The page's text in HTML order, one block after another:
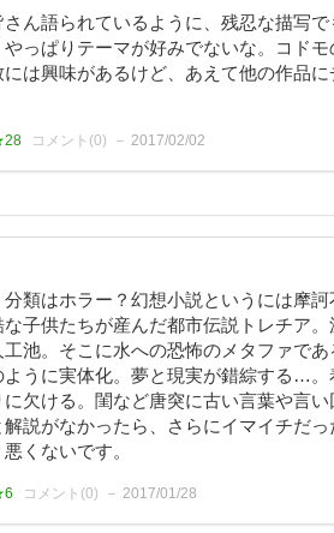
ん語られているように、残忍な描写で
っぱりテーマが好みでないな。コド
には興味があるけど、あえて他の作品
コメント(0) 2017/02/02
類はホラー？幻想小説というには摩
な子供たちが産んだ都市伝説トレチア
工池。そこに水への恐怖のメタファで
うに実体化。夢と現実が錯綜する…
に欠ける。閨など唐突に古い言葉や言い
説がなかったら、さらにイマイチだ
くないです。
コメント(0) 2017/01/28